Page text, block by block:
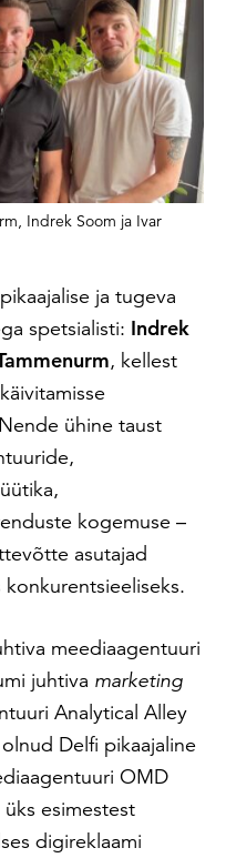
Indrek Soom ja Ivar
ja tugeva
spetsialisti: Indrek
, kellest
ühine taust
kogemuse –
asutajad
konkurentsieeliseks.
meediaagentuuri
juhtiva marketing
Analytical Alley
Delfi pikaajaline
OMD
esimestest
digireklaami